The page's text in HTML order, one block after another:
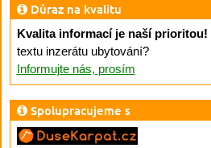
Důraz na kvalitu
Kvalita informací je naší prioritou!
textu inzerátu ubytování?
Informujte nás, prosím
Spolupracujeme s